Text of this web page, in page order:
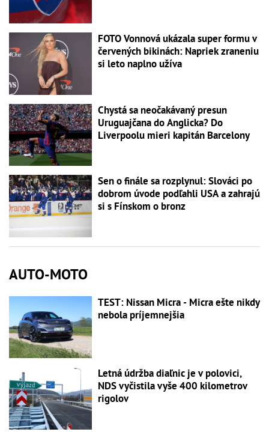
FOTO Vonnová ukázala super formu v
červených bikinách: Napriek zraneniu
si leto naplno užíva
Chystá sa neočakávaný presun
Uruguajčana do Anglicka? Do
Liverpoolu mieri kapitán Barcelony
Sen o finále sa rozplynul: Slováci po
dobrom úvode podľahli USA a zahrajú
si s Fínskom o bronz
AUTO-MOTO
TEST: Nissan Micra - Micra ešte nikdy
nebola príjemnejšia
Letná údržba diaľnic je v polovici,
NDS vyčistila vyše 400 kilometrov
rigolov